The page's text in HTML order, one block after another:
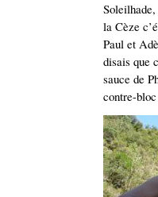
la Cèze
Paul et
disais que
sauce de
contre-